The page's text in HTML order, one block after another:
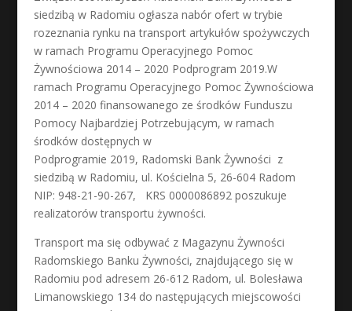
siedzibą w Radomiu ogłasza nabór ofert w trybie
rozeznania rynku na transport artykułów spożywczych
w ramach Programu Operacyjnego Pomoc
Żywnościowa 2014 – 2020 Podprogram 2019.W
ramach Programu Operacyjnego Pomoc Żywnościowa
2014 – 2020 finansowanego ze środków Funduszu
Pomocy Najbardziej Potrzebującym, w ramach
środków dostępnych w
Podprogramie 2019, Radomski Bank Żywności z
siedzibą w Radomiu, ul. Kościelna 5, 26-604 Radom
NIP: 948-21-90-267, KRS 0000086892 poszukuje
realizatorów transportu żywności.
Transport ma się odbywać z Magazynu Żywności
Radomskiego Banku Żywności, znajdującego się w
Radomiu pod adresem 26-612 Radom, ul. Bolesława
Limanowskiego 134 do następujących miejscowości